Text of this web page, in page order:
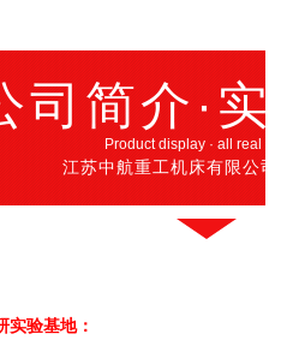
司简介·
Product display · all real
江苏中航重工机床有限公
实验基地：